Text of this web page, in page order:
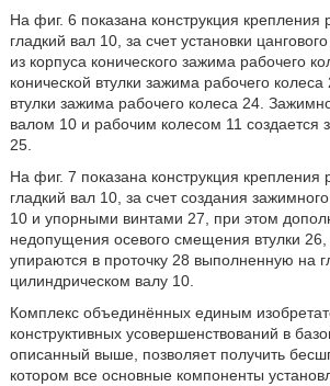
На фиг. 6 показана конструкция крепления
гладкий вал 10, за счет установки
из корпуса конического зажима рабочего
конической втулки зажима рабочего
втулки зажима рабочего колеса 24.
валом 10 и рабочим колесом 11 создается
25.
На фиг. 7 показана конструкция крепления
гладкий вал 10, за счет создания
10 и упорными винтами 27, при этом
недопущения осевого смещения втулки
упираются в проточку 28 выполненную на
цилиндрическом валу 10.
Комплекс объединённых единым
конструктивных усовершенствований в
описанный выше, позволяет получить
котором все основные компоненты